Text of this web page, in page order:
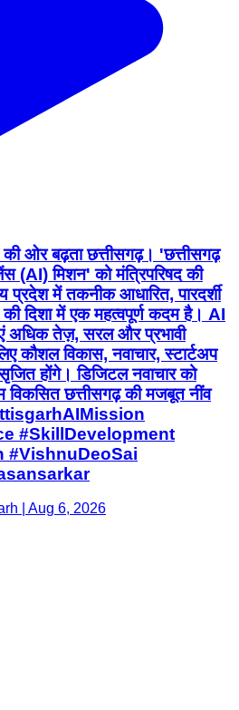
ओर बढ़ता छत्तीसगढ़। 'छत्तीसगढ़
(AI) मिशन' को मंत्रिपरिषद की
प्रदेश में तकनीक आधारित, पारदर्शी
दिशा में एक महत्वपूर्ण कदम है। AI
अधिक तेज़, सरल और प्रभावी
कौशल विकास, नवाचार, स्टार्टअप
होंगे। डिजिटल नवाचार को
छत्तीसगढ़ की मजबूत नींव
#SkillDevelopment
#VishnuDeoSai
| Aug 6, 2026